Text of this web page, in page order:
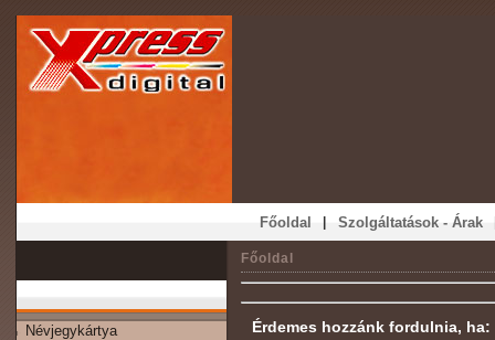
Főoldal | Szolgáltatások - Árak
Névjegykártya
Főoldal
Érdemes hozzánk fordulnia, ha: